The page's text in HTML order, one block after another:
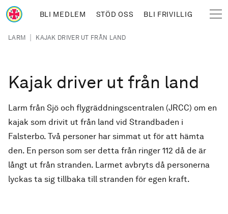
Hoppa till huvudinnehåll
BLI MEDLEM STÖD OSS BLI FRIVILLIG
Länkstig
LARM | KAJAK DRIVER UT FRÅN LAND
Kajak driver ut från land
Larm från Sjö och flygräddningscentralen (JRCC) om en
kajak som drivit ut från land vid Strandbaden i
Falsterbo. Två personer har simmat ut för att hämta
den. En person som ser detta från ringer 112 då de är
långt ut från stranden. Larmet avbryts då personerna
lyckas ta sig tillbaka till stranden för egen kraft.